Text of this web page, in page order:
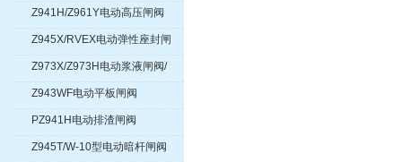
电动不锈钢闸阀/电动楔式闸阀
Z941H/Z961Y电动高压闸阀
Z945X/RVEX电动弹性座封闸
阀
Z973X/Z973H电动浆液闸阀/
浆闸阀/浆液阀
Z943WF电动平板闸阀
PZ941H电动排渣闸阀
Z945T/W-10型电动暗杆闸阀